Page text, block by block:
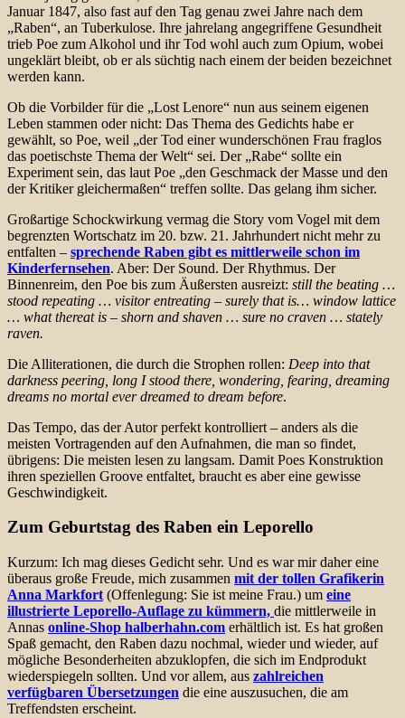
Januar 1847, also fast auf den Tag genau zwei Jahre nach dem
„Raben“, an Tuberkulose. Ihre jahrelang angegriffene Gesundheit
trieb Poe zum Alkohol und ihr Tod wohl auch zum Opium, wobei
ungeklärt bleibt, ob er als süchtig nach einem der beiden bezeichnet
werden kann.
Ob die Vorbilder für die „Lost Lenore“ nun aus seinem eigenen
Leben stammen oder nicht: Das Thema des Gedichts habe er
gewählt, so Poe, weil „der Tod einer wunderschönen Frau fraglos
das poetischste Thema der Welt“ sei. Der „Rabe“ sollte ein
Experiment sein, das laut Poe „den Geschmack der Masse und den
der Kritiker gleichermaßen“ treffen sollte. Das gelang ihm sicher.
Großartige Schockwirkung vermag die Story vom Vogel mit dem
begrenzten Wortschatz im 20. bzw. 21. Jahrhundert nicht mehr zu
entfalten – sprechende Raben gibt es mittlerweile schon im
Kinderfernsehen. Aber: Der Sound. Der Rhythmus. Der
Binnenreim, den Poe bis zum Äußersten ausreizt: still the beating …
stood repeating … visitor entreating – surely that is… window lattice
… what thereat is – shorn and shaven … sure no craven … stately
raven.
Die Alliterationen, die durch die Strophen rollen: Deep into that
darkness peering, long I stood there, wondering, fearing, dreaming
dreams no mortal ever dreamed to dream before.
Das Tempo, das der Autor perfekt kontrolliert – anders als die
meisten Vortragenden auf den Aufnahmen, die man so findet,
übrigens: Die meisten lesen zu langsam. Damit Poes Konstruktion
ihren speziellen Groove entfaltet, braucht es aber eine gewisse
Geschwindigkeit.
Zum Geburtstag des Raben ein Leporello
Kurzum: Ich mag dieses Gedicht sehr. Und es war mir daher eine
überaus große Freude, mich zusammen mit der tollen Grafikerin
Anna Markfort (Offenlegung: Sie ist meine Frau.) um eine
illustrierte Leporello-Auflage zu kümmern, die mittlerweile in
Annas online-Shop halberhahn.com erhältlich ist. Es hat großen
Spaß gemacht, den Raben dazu nochmal, wieder und wieder, auf
mögliche Besonderheiten abzuklopfen, die sich im Endprodukt
wiederspiegeln sollten. Und vor allem, aus zahlreichen
verfügbaren Übersetzungen die eine auszusuchen, die am
Treffendsten erscheint.